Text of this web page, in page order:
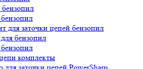
для заточки цепей бензопил
бензопил
комплекты